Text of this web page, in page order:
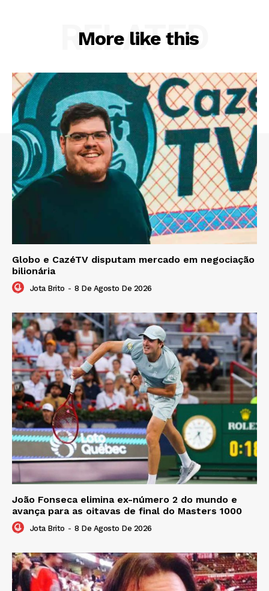
More like this
RELATED
Globo e CazéTV disputam mercado em negociação
bilionária
Jota Brito - 8 De Agosto De 2026
João Fonseca elimina ex-número 2 do mundo e
avança para as oitavas de final do Masters 1000
Jota Brito - 8 De Agosto De 2026